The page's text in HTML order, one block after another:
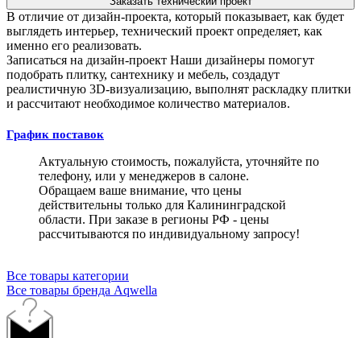
В отличие от дизайн-проекта, который показывает, как будет
выглядеть интерьер, технический проект определяет, как
именно его реализовать.
Записаться на дизайн-проект Наши дизайнеры помогут
подобрать плитку, сантехнику и мебель, создадут
реалистичную 3D-визуализацию, выполнят раскладку плитки
и рассчитают необходимое количество материалов.
График поставок
Актуальную стоимость, пожалуйста, уточняйте по
телефону, или у менеджеров в салоне.
Обращаем ваше внимание, что цены
действительны только для Калининградской
области. При заказе в регионы РФ - цены
рассчитываются по индивидуальному запросу!
Все товары категории
Все товары бренда Aqwella